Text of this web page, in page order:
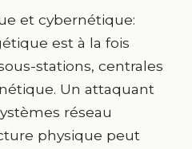
et cybernétique:
est à la fois
stations, centrales
Un attaquant
réseau
physique peut